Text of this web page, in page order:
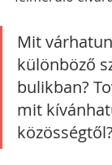
Mit
különböző
bulikban?
mit
közösségtől?